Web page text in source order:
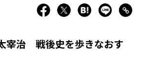
宰治 戦後史を歩きなおす